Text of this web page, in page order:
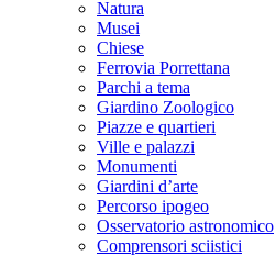
Natura
Musei
Chiese
Ferrovia Porrettana
Parchi a tema
Giardino Zoologico
Piazze e quartieri
Ville e palazzi
Monumenti
Giardini d’arte
Percorso ipogeo
Osservatorio astronomico
Comprensori sciistici